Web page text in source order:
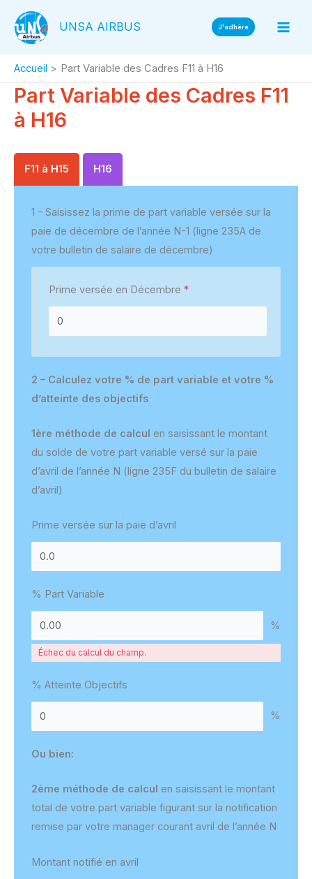
contenu
UNSA AIRBUS J'adhère
Accueil Part Variable des Cadres F11 à H16
Part Variable des Cadres F11
à H16
F11 à H15 H16
1 – Saisissez la prime de part variable versée sur la
paie de décembre de l’année N-1 (ligne 235A de
votre bulletin de salaire de décembre)
Prime versée en Décembre *
2 – Calculez votre % de part variable et votre %
d’atteinte des objectifs
1ère méthode de calcul en saisissant le montant
du solde de votre part variable versé sur la paie
d’avril de l’année N (ligne 235F du bulletin de salaire
d’avril)
Prime versée sur la paie d’avril
% Part Variable
%
Échec du calcul du champ.
% Atteinte Objectifs
%
Ou bien:
2ème méthode de calcul en saisissant le montant
total de votre part variable figurant sur la notification
remise par votre manager courant avril de l’année N
Montant notifié en avril